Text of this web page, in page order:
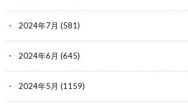
2024年7月 (581)
2024年6月 (645)
2024年5月 (1159)